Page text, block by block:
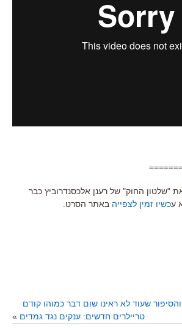
"שלטון החוק" של רענן אלכסנדרוביץ כבר
עכשיו זמין לצפייה באתר הסרט.
שעוד לא ראינו שום דבר כמוהו קודם
טריילרים חדשים: ענקים נגד גמדים »